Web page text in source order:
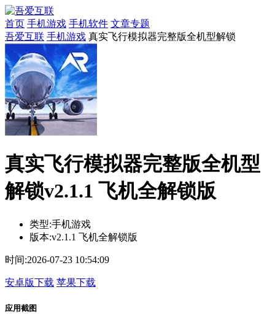
首页 手机游戏 手机软件 文章专题
吾爱互联 手机游戏 真实飞行模拟器完整版全机型解锁
真实飞行模拟器完整版全机型
解锁v2.1.1 飞机全解锁版
类型:手机游戏
版本:v2.1.1 飞机全解锁版
时间:2026-07-23 10:54:09
安卓版下载 苹果下载
应用截图